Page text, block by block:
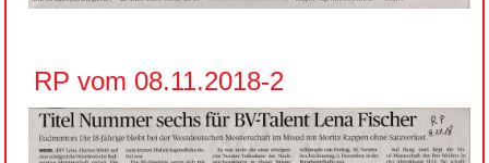
RP vom 08.11.2018-2